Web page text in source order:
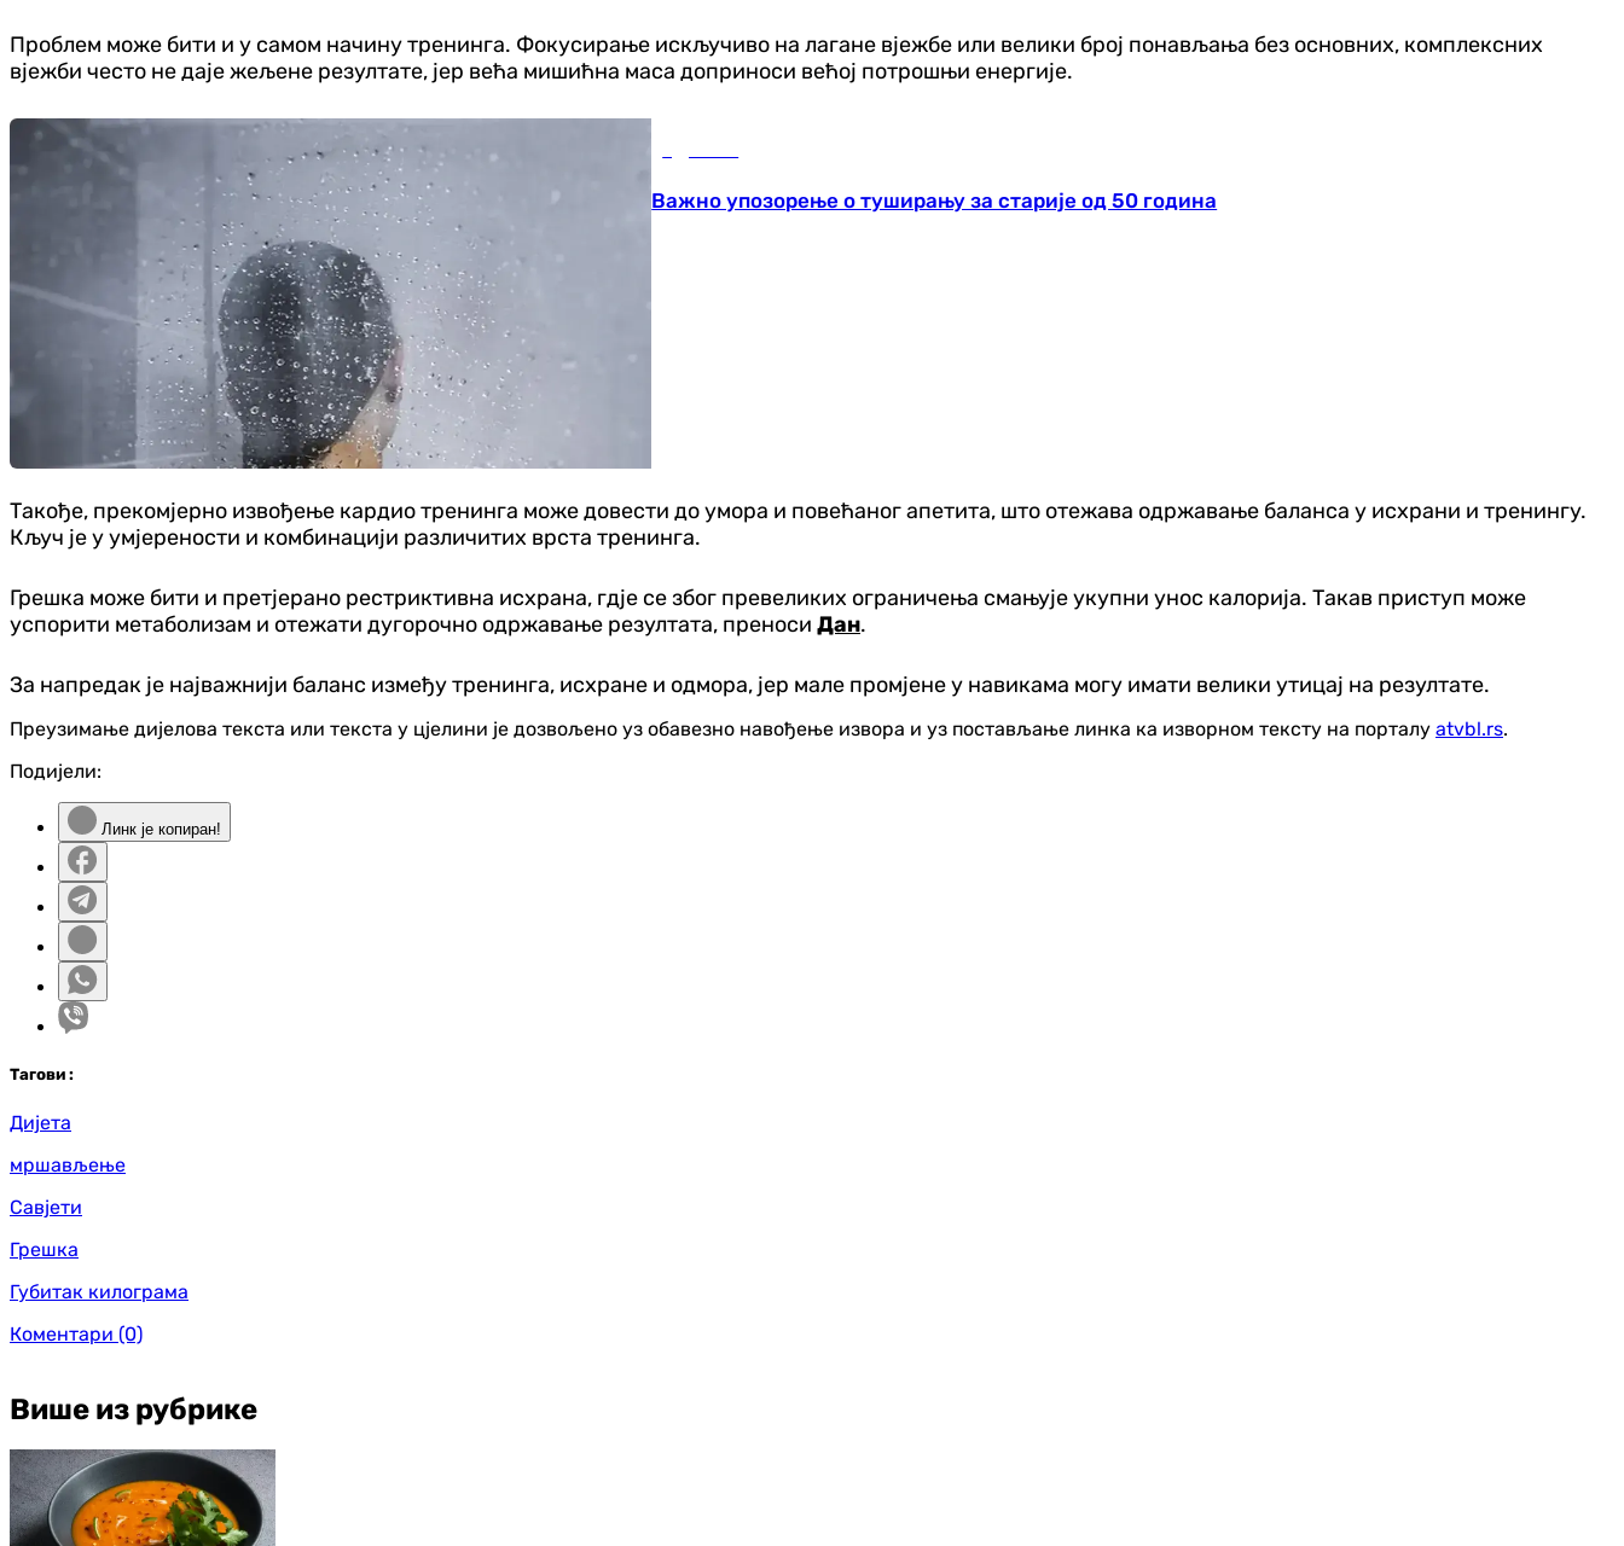
Проблем може бити и у самом начину тренинга. Фокусирање искључиво на лагане вјежбе или велики број понављања без основних, комплексних
вјежби често не даје жељене резултате, јер већа мишићна маса доприноси већој потрошњи енергије.
Важно упозорење о туширању за старије од 50 година
Такође, прекомјерно извођење кардио тренинга може довести до умора и повећаног апетита, што отежава одржавање баланса у исхрани и тренингу.
Кључ је у умјерености и комбинацији различитих врста тренинга.
Грешка може бити и претјерано рестриктивна исхрана, гд‌је се због превеликих ограничења смањује укупни унос калорија. Такав приступ може
успорити метаболизам и отежати дугорочно одржавање резултата, преноси Дан.
За напредак је најважнији баланс између тренинга, исхране и одмора, јер мале промјене у навикама могу имати велики утицај на резултате.
Преузимање дијелова текста или текста у цјелини је дозвољено уз обавезно навођење извора и уз постављање линка ка изворном тексту на порталу atvbl.rs.
Подијели:
Линк је копиран!
Тагови :
Дијета
мршављење
Савјети
Грешка
Губитак килограма
Коментари (0)
Више из рубрике